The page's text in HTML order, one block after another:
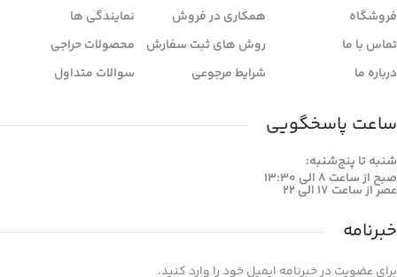
فروشگاه
تماس با ما
درباره ما
همکاری در فروش
روش های ثبت سفارش
شرایط مرجوعی
نمایندگی ها
محصولات حراجی
سوالات متداول
ساعت پاسخگویی
شنبه تا پنج‌شنبه:
صبح از ساعت 8 الی 13:30
عصر از ساعت 17 الی 22
خبرنامه
برای عضویت در خبرنامه ایمیل خود را وارد کنید.